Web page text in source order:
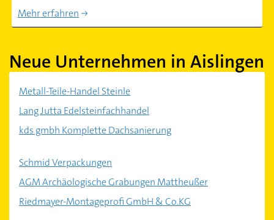
Mehr erfahren
Neue Unternehmen in Aislingen
Metall-Teile-Handel Steinle
Lang Jutta Edelsteinfachhandel
kds gmbh Komplette Dachsanierung
Schmid Verpackungen
AGM Archäologische Grabungen Mattheußer
Riedmayer-Montageprofi GmbH & Co.KG